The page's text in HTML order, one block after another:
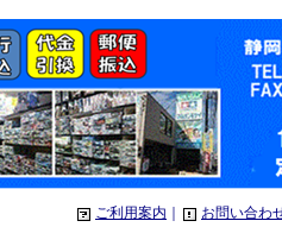
ご利用案内 お問い合わ